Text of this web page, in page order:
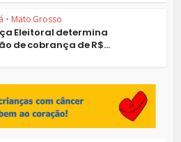
• Mato Grosso
Eleitoral determina
de cobrança de R$...